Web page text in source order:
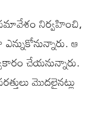
నిర్వహించి,
ఆ
చేయనున్నారు.
మొదలైనట్లు